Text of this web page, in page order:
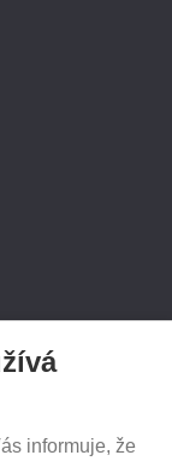
SÍTÍCH
informuje, že